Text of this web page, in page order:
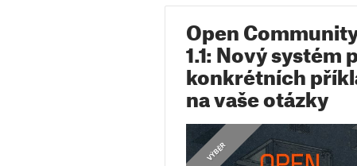
Open
1.1: Nový
konkrétních
na vaše otázky
NÁVODY
VÝBĚR